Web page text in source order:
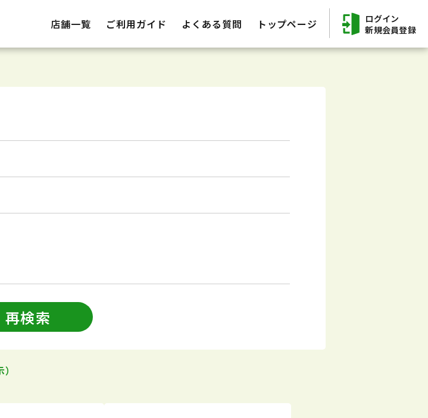
店舗一覧 ご利用ガイド よくある質問 トップページ
ログイン
新規会員登録
再検索